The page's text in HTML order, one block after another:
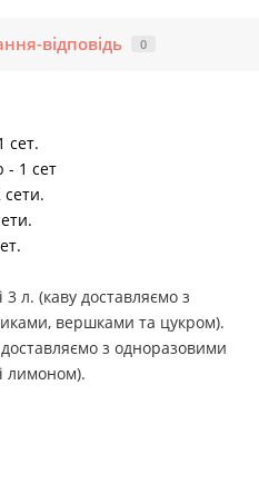
відповідь 0
сет.
- 1 сет
л. (каву доставляємо з
вершками та цукром).
з одноразовими
лимоном).